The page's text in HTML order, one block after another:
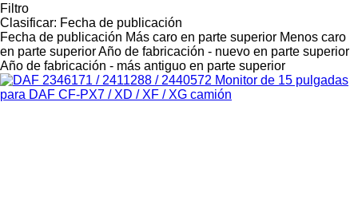
Filtro
Clasificar: Fecha de publicación
Fecha de publicación Más caro en parte superior Menos caro
en parte superiorAño de fabricación - nuevo en parte superior
Año de fabricación - más antiguo en parte superior